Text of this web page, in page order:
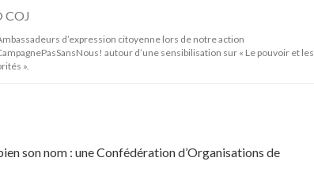
d’expression citoyenne lors de notre action
autour d’une sensibilisation sur « Le pouvoir et les
».
son nom : une Confédération d’Organisations de